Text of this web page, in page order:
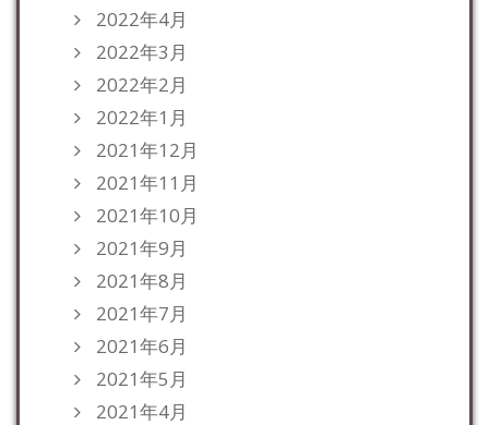
2022年4月
2022年3月
2022年2月
2022年1月
2021年12月
2021年11月
2021年10月
2021年9月
2021年8月
2021年7月
2021年6月
2021年5月
2021年4月